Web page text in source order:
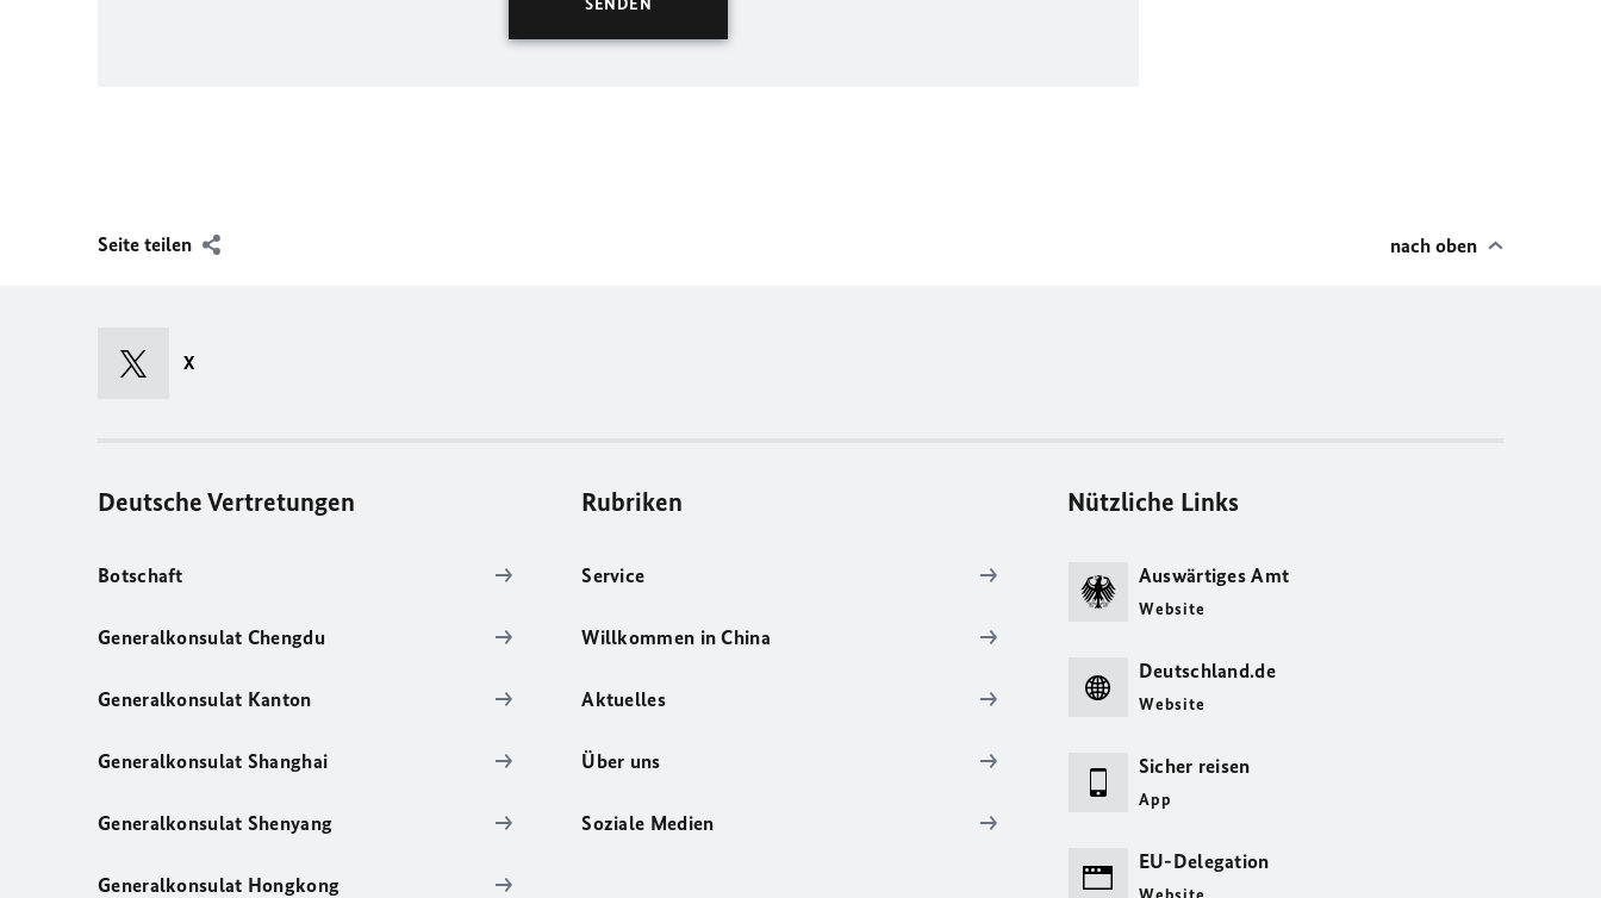
Seite teilen nach oben
X
Deutsche Vertretungen
Botschaft
Generalkonsulat Chengdu
Generalkonsulat Kanton
Generalkonsulat Shanghai
Generalkonsulat Shenyang
Generalkonsulat Hongkong
Rubriken
Service
Willkommen in China
Aktuelles
Über uns
Soziale Medien
Nützliche Links
Auswärtiges Amt
Website
Deutschland.de
Website
Sicher reisen
App
EU-Delegation